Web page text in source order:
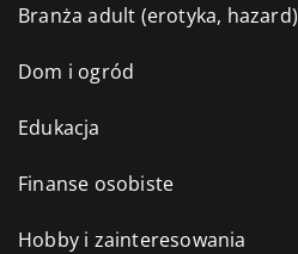
Branża adult (erotyka, hazard)
Dom i ogród
Edukacja
Finanse osobiste
Hobby i zainteresowania